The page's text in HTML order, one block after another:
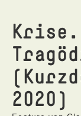
2020)